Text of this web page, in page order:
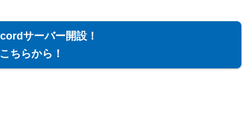
サーバー開設！
ちらから！